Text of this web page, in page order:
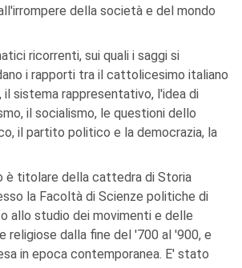
della società e del mondo
ricorrenti, sui quali i saggi si
i rapporti tra il cattolicesimo italiano
il sistema rappresentativo, l'idea di
il socialismo, le questioni dello
il partito politico e la democrazia, la
è titolare della cattedra di Storia
la Facoltà di Scienze politiche di
allo studio dei movimenti e delle
religiose dalla fine del '700 al '900, e
in epoca contemporanea. E' stato